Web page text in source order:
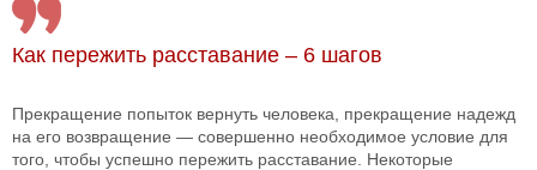
Как пережить расставание – 6 шагов
Прекращение попыток вернуть человека, прекращение надежд
на его возвращение — совершенно необходимое условие для
того, чтобы успешно пережить расставание. Некоторые